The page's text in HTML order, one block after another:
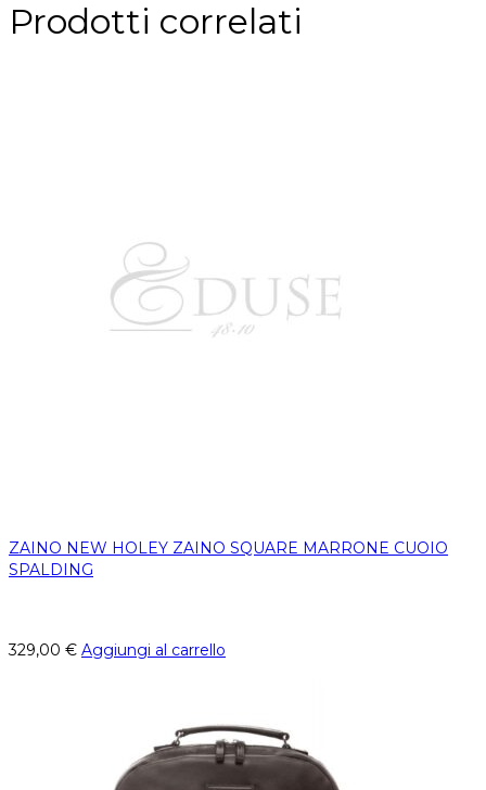
Prodotti correlati
ZAINO NEW HOLEY ZAINO SQUARE MARRONE CUOIO
SPALDING
329,00 € Aggiungi al carrello